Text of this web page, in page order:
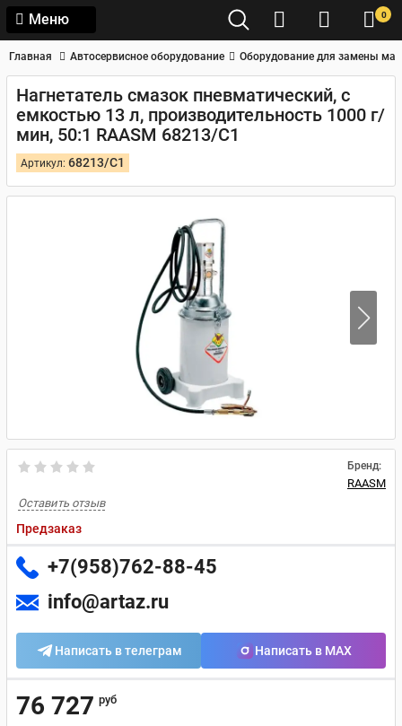
Меню 0
Главная Автосервисное оборудование Оборудование для замены
Нагнетатель смазок пневматический, с
емкостью 13 л, производительность 1000 г/
мин, 50:1 RAASM 68213/C1
Артикул: 68213/C1
Бренд:
RAASM
Оставить отзыв
Предзаказ
+7(958)762-88-45
info@artaz.ru
Написать в телеграм Написать в MAX
76 727 руб